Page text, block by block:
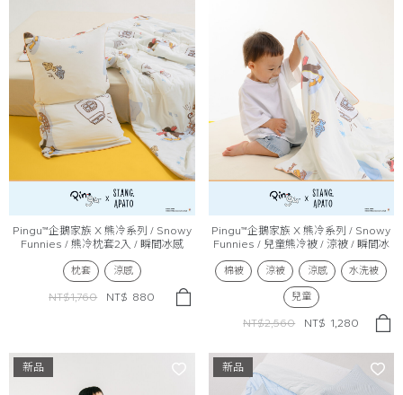
Pingu™企鵝家族 X 熊冷系列 / Snowy
Funnies / 熊冷枕套2入 / 瞬間冰感
Extreme Cool
枕套 涼感
NT$1,760 NT$ 880
Pingu™企鵝家族 X 熊冷系列 / Snowy
Funnies / 兒童熊冷被 / 涼被 / 瞬間冰
感 Extreme Cool
棉被 涼被 涼感 水洗被
兒童
NT$2,560 NT$ 1,280
新品 新品